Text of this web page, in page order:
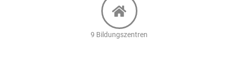
9 Bildungszentren